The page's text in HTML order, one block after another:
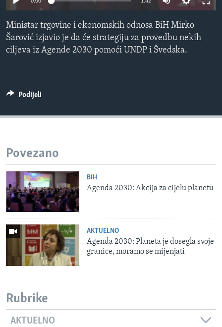
MAGAZIN
O GLASU AMERIKE
Learning English
Ministar trgovine i ekonomskih odnosa BiH Mirko
Šarović izjavio je da će strategiju za provedbu nekih
ciljeva iz Agende 2030 pomoći UNDP i Švedska.
Podijeli
Povezano
BIH
Agenda 2030: Akcija za cijelu planetu
AKTUELNO
Agenda 2030: Planeta je dosegla svoje
granice, moramo se mijenjati
Rubrike
AKTUELNO